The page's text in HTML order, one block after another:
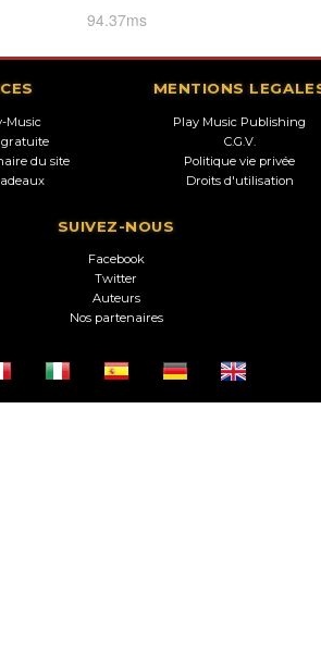
94.37ms
Music
du site
MENTIONS
Play Music Publishing
C.G.V.
Politique vie privée
Droits d'utilisation
SUIVEZ-NOUS
Facebook
Twitter
Auteurs
Nos partenaires